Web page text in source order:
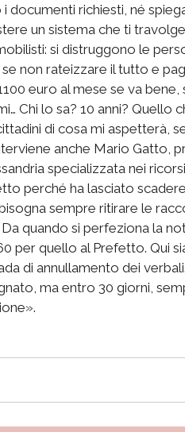
documenti richiesti, né
un sistema che ti
si distruggono le
non rateizzare il tutto e
euro al mese se va bene,
Chi lo sa? 10 anni? Quello
di cosa mi aspetterà,
anche Mario Gatto,
specializzata nei
perché ha lasciato
sempre ritirare le
quando si perfeziona la
per quello al Prefetto. Qui
di annullamento dei
ma entro 30 giorni,